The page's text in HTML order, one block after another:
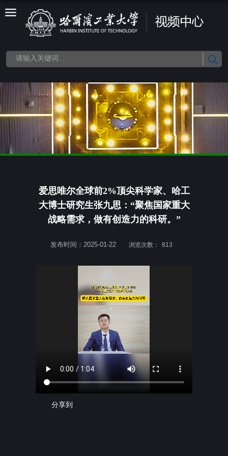
爱思唯尔全球前2%顶尖科学家、哈工
大博士研究生张九思：“聚焦国家重大
战略需求，做有创造力的科研。”
发布时间：2025-01-22 浏览次数： 813
分享到